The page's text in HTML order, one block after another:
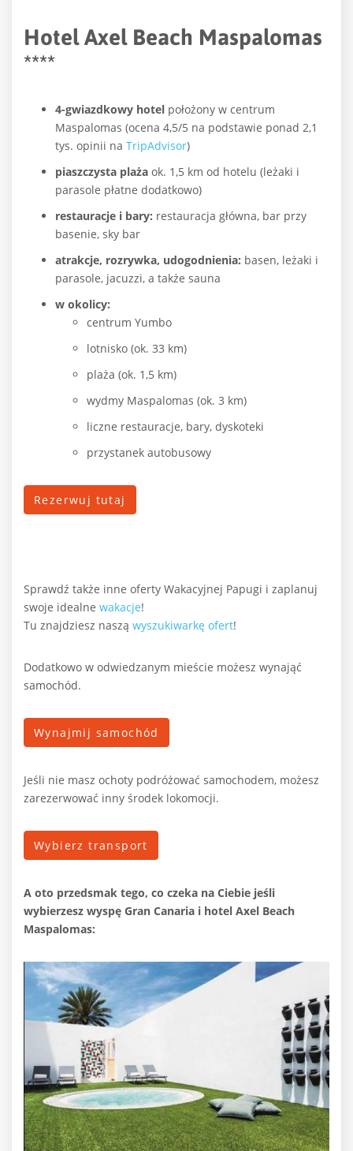
Hotel Axel Beach Maspalomas
****
4-gwiazdkowy hotel położony w centrum
Maspalomas (ocena 4,5/5 na podstawie ponad 2,1
tys. opinii na TripAdvisor)
piaszczysta plaża ok. 1,5 km od hotelu (leżaki i
parasole płatne dodatkowo)
restauracje i bary: restauracja główna, bar przy
basenie, sky bar
atrakcje, rozrywka, udogodnienia: basen, leżaki i
parasole, jacuzzi, a także sauna
w okolicy:
centrum Yumbo
lotnisko (ok. 33 km)
plaża (ok. 1,5 km)
wydmy Maspalomas (ok. 3 km)
liczne restauracje, bary, dyskoteki
przystanek autobusowy
Rezerwuj tutaj
Sprawdź także inne oferty Wakacyjnej Papugi i zaplanuj
swoje idealne wakacje!
Tu znajdziesz naszą wyszukiwarkę ofert!
Dodatkowo w odwiedzanym mieście możesz wynająć
samochód.
Wynajmij samochód
Jeśli nie masz ochoty podróżować samochodem, możesz
zarezerwować inny środek lokomocji.
Wybierz transport
A oto przedsmak tego, co czeka na Ciebie jeśli
wybierzesz wyspę Gran Canaria i hotel Axel Beach
Maspalomas: